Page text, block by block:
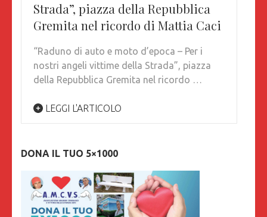
Strada”, piazza della Repubblica
Gremita nel ricordo di Mattia Caci
“Raduno di auto e moto d’epoca – Per i
nostri angeli vittime della Strada”, piazza
della Repubblica Gremita nel ricordo …
LEGGI L'ARTICOLO
DONA IL TUO 5×1000